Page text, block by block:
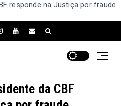
responde na Justiça por fraude
da CBF